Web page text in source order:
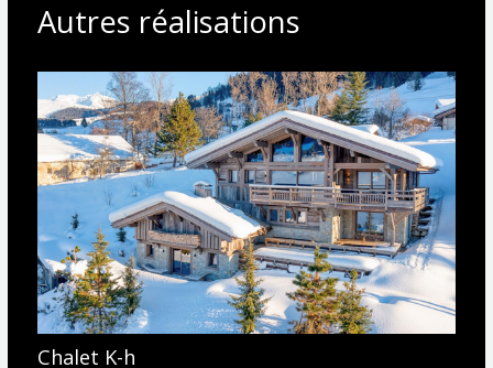
Autres réalisations
Chalet K-h